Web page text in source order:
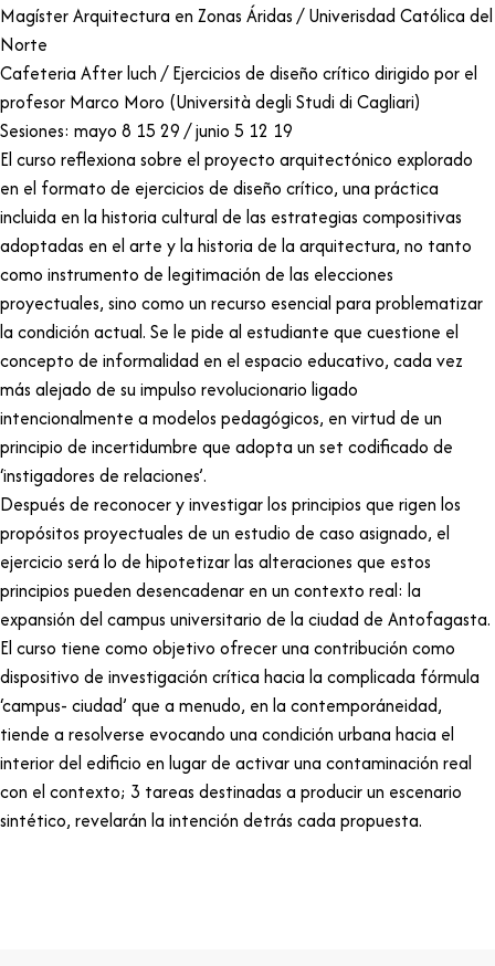
Magíster Arquitectura en Zonas Áridas / Univerisdad Católica del
Norte
Cafeteria After luch / Ejercicios de diseño crítico dirigido por el
profesor Marco Moro (Università degli Studi di Cagliari)
Sesiones: mayo 8 15 29 / junio 5 12 19
El curso reflexiona sobre el proyecto arquitectónico explorado
en el formato de ejercicios de diseño crítico, una práctica
incluida en la historia cultural de las estrategias compositivas
adoptadas en el arte y la historia de la arquitectura, no tanto
como instrumento de legitimación de las elecciones
proyectuales, sino como un recurso esencial para problematizar
la condición actual. Se le pide al estudiante que cuestione el
concepto de informalidad en el espacio educativo, cada vez
más alejado de su impulso revolucionario ligado
intencionalmente a modelos pedagógicos, en virtud de un
principio de incertidumbre que adopta un set codificado de
‘instigadores de relaciones’.
Después de reconocer y investigar los principios que rigen los
propósitos proyectuales de un estudio de caso asignado, el
ejercicio será lo de hipotetizar las alteraciones que estos
principios pueden desencadenar en un contexto real: la
expansión del campus universitario de la ciudad de Antofagasta.
El curso tiene como objetivo ofrecer una contribución como
dispositivo de investigación crítica hacia la complicada fórmula
‘campus- ciudad’ que a menudo, en la contemporáneidad,
tiende a resolverse evocando una condición urbana hacia el
interior del edificio en lugar de activar una contaminación real
con el contexto; 3 tareas destinadas a producir un escenario
sintético, revelarán la intención detrás cada propuesta.